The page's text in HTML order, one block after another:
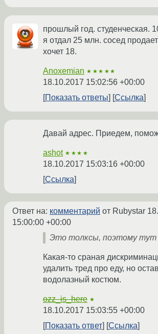
прошлый год. студенческая.
я отдал 25 млн. сосед
хочет 18.
Anoxemian ★★★★★
18.10.2017 15:02:56 +00:00
Показать ответы
Ссылка
Давай адрес. Приедем,
ashot ★★★★
18.10.2017 15:03:16 +00:00
Ссылка
Ответ на: комментарий от Rubystar
15:00:00 +00:00
Это толксы, поэтому тут
Какая-то сраная
удалить тред про еду, но
водолазный костюм.
ozz_is_here ★
18.10.2017 15:03:55 +00:00
Показать ответ
Ссылка